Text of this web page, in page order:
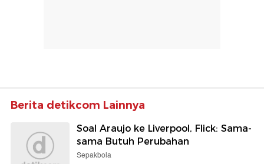
Berita detikcom Lainnya
Soal Araujo ke Liverpool, Flick: Sama-
sama Butuh Perubahan
Sepakbola